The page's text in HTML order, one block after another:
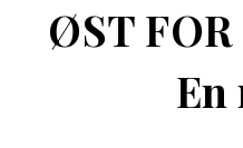
ØST FOR
En